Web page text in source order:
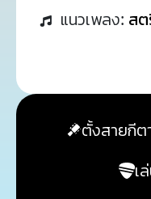
แนวเพลง: ส
ตั้งสายกีต
เ